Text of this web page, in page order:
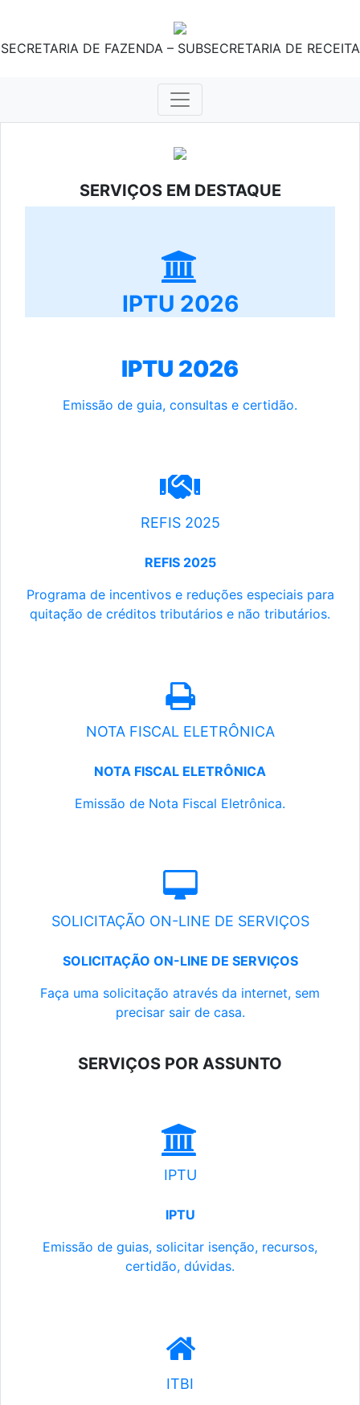
SECRETARIA DE FAZENDA – SUBSECRETARIA DE RECEITA
SERVIÇOS EM DESTAQUE
IPTU 2026
IPTU 2026
Emissão de guia, consultas e certidão.
REFIS 2025
REFIS 2025
Programa de incentivos e reduções especiais para
quitação de créditos tributários e não tributários.
NOTA FISCAL ELETRÔNICA
NOTA FISCAL ELETRÔNICA
Emissão de Nota Fiscal Eletrônica.
SOLICITAÇÃO ON-LINE DE SERVIÇOS
SOLICITAÇÃO ON-LINE DE SERVIÇOS
Faça uma solicitação através da internet, sem
precisar sair de casa.
SERVIÇOS POR ASSUNTO
IPTU
IPTU
Emissão de guias, solicitar isenção, recursos,
certidão, dúvidas.
ITBI